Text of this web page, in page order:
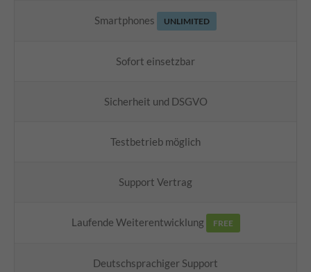
Smartphones UNLIMITED
Sofort einsetzbar
Sicherheit und DSGVO
Testbetrieb möglich
Support Vertrag
Laufende Weiterentwicklung FREE
Deutschsprachiger Support